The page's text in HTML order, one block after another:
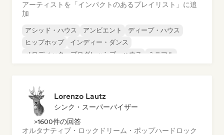
アーティストを「インパクトのあるプレイリスト」に追
加
アシッド・ハウス アンビエント
ディープ・ハウス
ヒップホップ
インディー・ダンス
メロディック・プログレッシブ・ハウス
ミニマル
Lorenzo Lautz
シンク・スーパーバイザー
>1600件の回答
オルタナティブ・ロック ドリーム・ポップハードロック